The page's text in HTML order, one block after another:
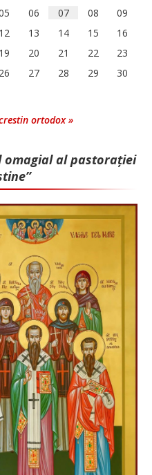
06 07 08
09
12 13 14 15
16
19 20 21 22
23
26 27 28 29
30
ortodox »
omagial al pastorației